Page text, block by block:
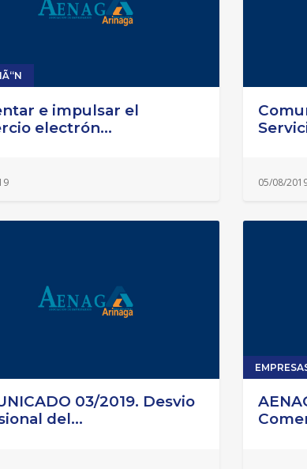
e impulsar el
electrón...
05/08/
03/2019. Desvio
del...